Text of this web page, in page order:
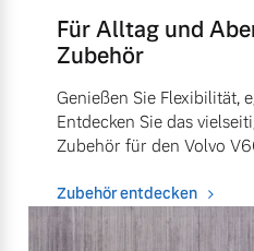
Für Alltag und
Zubehör
Genießen Sie Flexibilität,
Entdecken Sie das
Zubehör für den Volvo
Zubehör entdecken